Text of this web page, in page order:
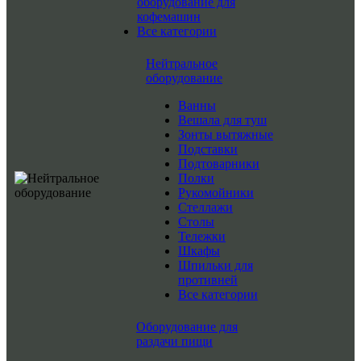
кофемашин
Все категории
Нейтральное
оборудование
Ванны
Вешала для туш
Зонты вытяжные
Подставки
Подтоварники
Полки
Рукомойники
Стеллажи
Столы
Тележки
Шкафы
Шпильки для
противней
Все категории
Оборудование для
раздачи пищи